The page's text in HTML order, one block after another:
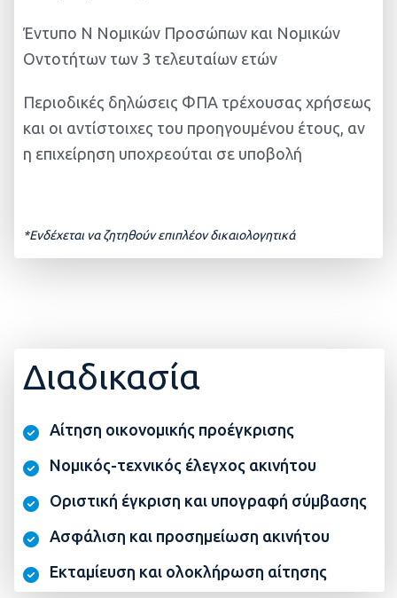
Έντυπο Ν Νομικών Προσώπων και Νομικών
Οντοτήτων των 3 τελευταίων ετών
Περιοδικές δηλώσεις ΦΠΑ τρέχουσας χρήσεως
και οι αντίστοιχες του προηγουμένου έτους, αν
η επιχείρηση υποχρεούται σε υποβολή
*Ενδέχεται να ζητηθούν επιπλέον δικαιολογητικά
Διαδικασία
Αίτηση οικονομικής προέγκρισης
Νομικός-τεχνικός έλεγχος ακινήτου
Οριστική έγκριση και υπογραφή σύμβασης
Ασφάλιση και προσημείωση ακινήτου
Εκταμίευση και ολοκλήρωση αίτησης